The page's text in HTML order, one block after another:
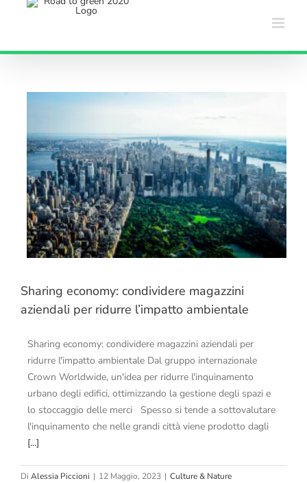
Sharing economy: condividere magazzini
aziendali per ridurre l’impatto ambientale
Sharing economy: condividere magazzini aziendali per
ridurre l'impatto ambientale Dal gruppo internazionale
Crown Worldwide, un'idea per ridurre l'inquinamento
urbano degli edifici, ottimizzando la gestione degli spazi e
lo stoccaggio delle merci Spesso si tende a sottovalutare
l'inquinamento che nelle grandi città viene prodotto dagli
[...]
Di Alessia Piccioni | 12 Maggio, 2023 | Culture & Nature